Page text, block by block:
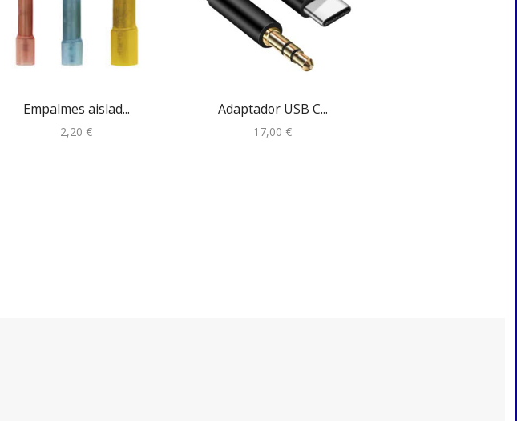
Empalmes aislad...
2,20€
Adaptador USB C...
17,00€